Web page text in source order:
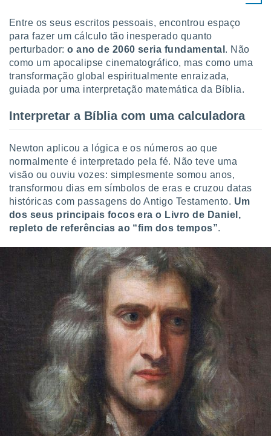
Pode
de
através
nós e
únicos
para
e
de
possam
seus
tal,
ou opor-
Entre os seus escritos pessoais, encontrou espaço
para fazer um cálculo tão inesperado quanto
perturbador:o ano de 2060 seria fundamental . Não
como um apocalipse cinematográfico, mas como uma
transformação global espiritualmente enraizada,
guiada por uma interpretação matemática da Bíblia.
Interpretar a Bíblia com uma calculadora
Newton aplicou a lógica e os números ao que
normalmente é interpretado pela fé. Não teve uma
visão ou ouviu vozes: simplesmente somou anos,
transformou dias em símbolos de eras e cruzou datas
históricas com passagens do Antigo Testamento. Um
dos seus principais focos era o Livro de Daniel,
repleto de referências ao “fim dos tempos”.